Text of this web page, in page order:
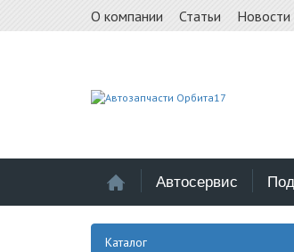
О компании Статьи Новости
Автосервис
Каталог